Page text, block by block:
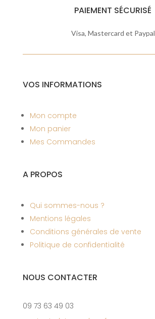
PAIEMENT SÉCURISÉ
Visa, Mastercard et Paypal
VOS INFORMATIONS
Mon compte
Mon panier
Mes Commandes
A PROPOS
Qui sommes-nous ?
Mentions légales
Conditions générales de vente
Politique de confidentialité
NOUS CONTACTER
09 73 63 49 03